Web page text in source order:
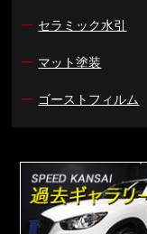
ー セラミック水引
ー マット塗装
ー ゴーストフィルム